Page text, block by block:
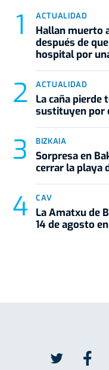
ACTUALIDAD
Hallan muerto
después de
hospital por
ACTUALIDAD
La caña pierde
sustituyen por
BIZKAIA
Sorpresa en
cerrar la playa
CAV
La Amatxu de
14 de agosto